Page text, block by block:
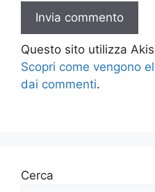
Questo sito utilizza
Scopri come vengono
dai commenti.
Cerca